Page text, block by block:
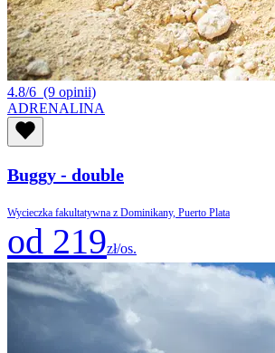
4.8/6 (9 opinii)
ADRENALINA
Buggy - double
Wycieczka fakultatywna z Dominikany, Puerto Plata
od 219zł/os.